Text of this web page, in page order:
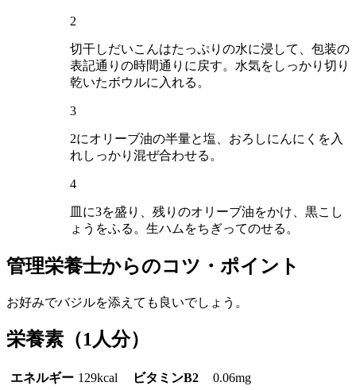
2
切干しだいこんはたっぷりの水に浸して、包装の
表記通りの時間通りに戻す。水気をしっかり切り
乾いたボウルに入れる。
3
2にオリーブ油の半量と塩、おろしにんにくを入
れしっかり混ぜ合わせる。
4
皿に3を盛り、残りのオリーブ油をかけ、黒こし
ょうをふる。生ハムをちぎってのせる。
管理栄養士からのコツ・ポイント
お好みでバジルを添えても良いでしょう。
栄養素 （1人分）
エネルギー 129kcal ビタミンB2
0.06mg